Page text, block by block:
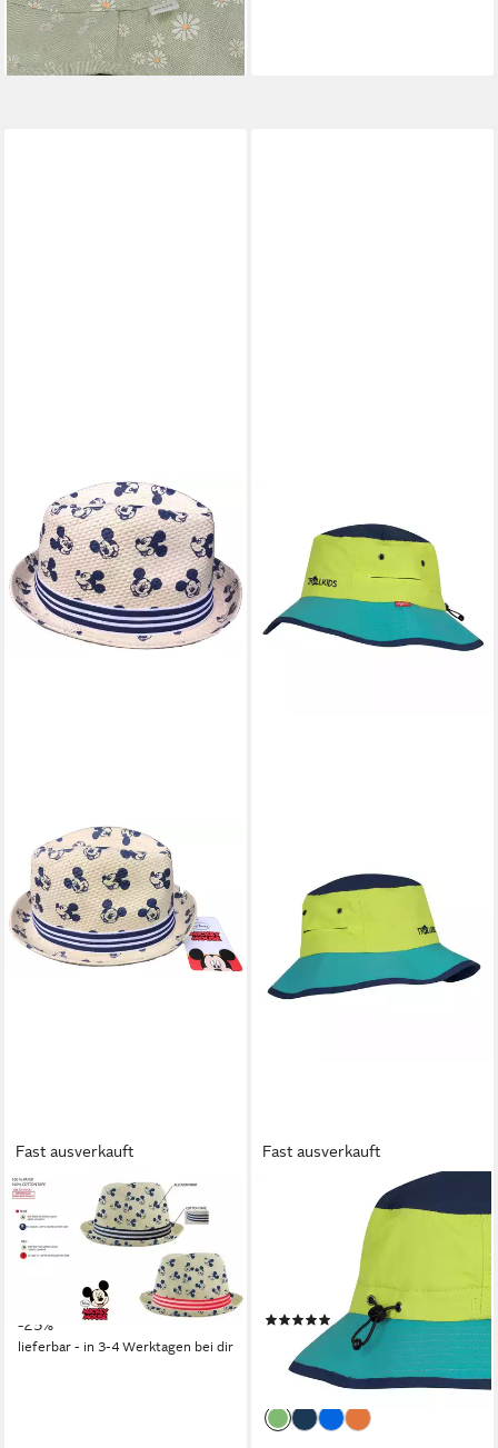
-15%
lieferbar - in 1-2 Werktagen bei dir
Fast ausverkauft
DISNEY MICKEY MOUSE
Strohhut Mickey Mouse
Kinder Hut Sonnenschutz
19,80 €
-25%
lieferbar - in 3-4 Werktagen bei dir
Fast ausverkauft
Sonnenhut KIDS
TROLLFJORD HAT für Kinder
und Jugendliche geeignet, aus
(5)
ab 21,99 € UVP 24,95 €
-12%
lieferbar - in 1-2 Werktagen bei dir